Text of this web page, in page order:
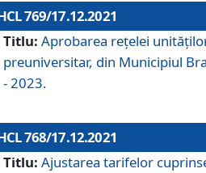
769/17.12.2021
Titlu: Aprobarea reţelei
preuniversitar, din Municipiul
- 2023.
768/17.12.2021
Titlu: Ajustarea tarifelor